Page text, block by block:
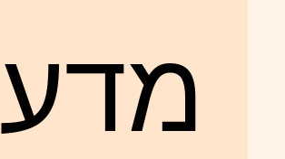
מדע